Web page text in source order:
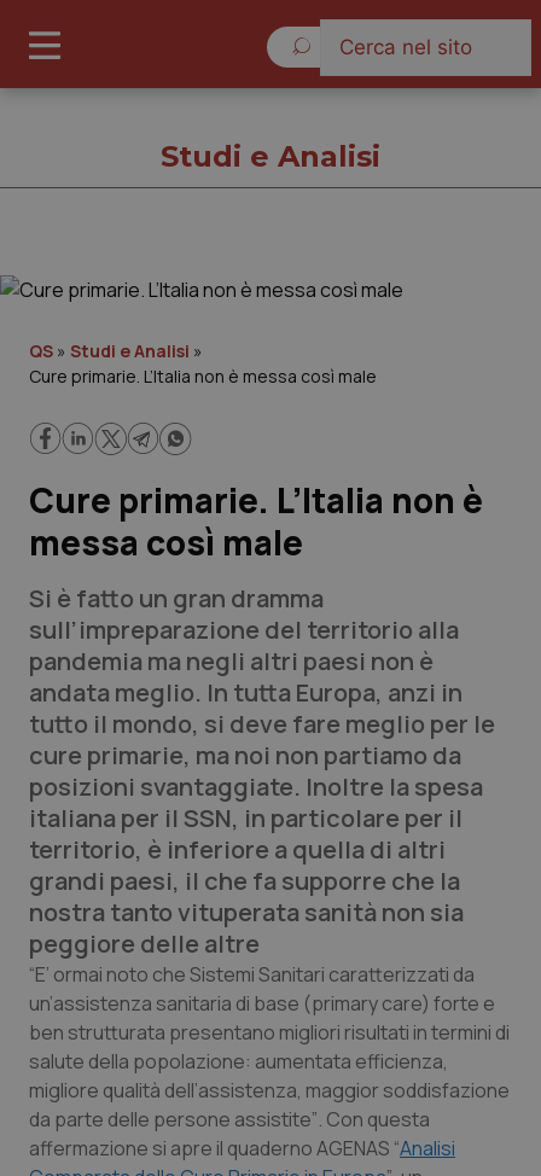
Cronache
Lavoro e Professioni
Scienza e Farmaci
Studi e Analisi
Lettere al direttore
Edizioni Regionali
QS Pro
Professionisti Sanitari.AI
Abruzzo
Basilicata
Calabria
Campania
QS Pro Gold
Artrite & artrosi
Asma & BPCO
Car-T
QS Club Newsletter
Studi e Analisi
QS » Studi e Analisi »
Cure primarie. L’Italia non è messa così male
Cure primarie. L’Italia non è
messa così male
Si è fatto un gran dramma
sull’impreparazione del territorio alla
pandemia ma negli altri paesi non è
andata meglio. In tutta Europa, anzi in
tutto il mondo, si deve fare meglio per le
cure primarie, ma noi non partiamo da
posizioni svantaggiate. Inoltre la spesa
italiana per il SSN, in particolare per il
territorio, è inferiore a quella di altri
grandi paesi, il che fa supporre che la
nostra tanto vituperata sanità non sia
peggiore delle altre
“E’ ormai noto che Sistemi Sanitari caratterizzati da
un’assistenza sanitaria di base (primary care) forte e
ben strutturata presentano migliori risultati in termini di
salute della popolazione: aumentata efficienza,
migliore qualità dell’assistenza, maggior soddisfazione
da parte delle persone assistite”. Con questa
affermazione si apre il quaderno AGENAS “Analisi